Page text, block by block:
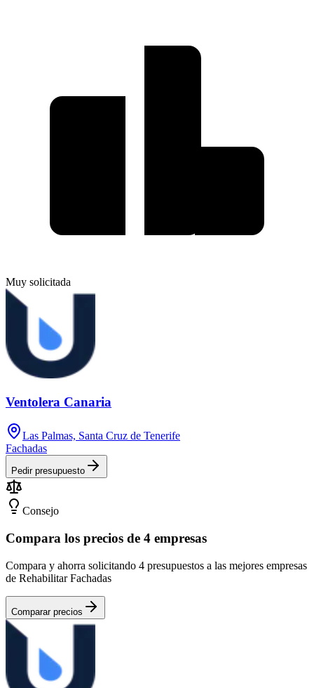
Muy solicitada
Ventolera Canaria
Las Palmas, Santa Cruz de Tenerife
Fachadas
Pedir presupuesto
Consejo
Compara los precios de 4 empresas
Compara y ahorra solicitando 4 presupuestos a las mejores empresas
de Rehabilitar Fachadas
Comparar precios